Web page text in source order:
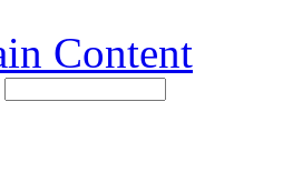
Content